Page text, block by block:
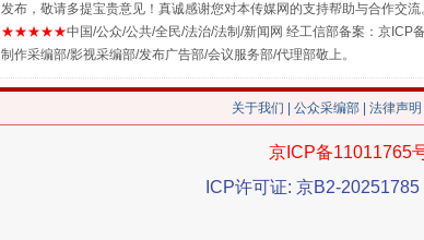
发布，敬请多提宝贵意见！真诚感谢您对本传媒网的支持帮助与合作交
★★★★★中国/公众/公共/全民/法治/法制/新闻网 经工信部备案：京
制作采编部/影视采编部/发布广告部/会议服务部/代理部敬上。
关于我们 公众采编部 法律声明
京ICP备11011765
ICP许可证: 京B2-20251785